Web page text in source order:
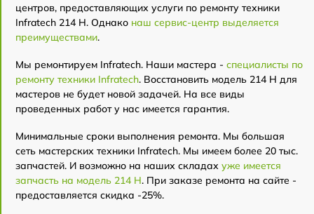
центров, предоставляющих услуги по ремонту техники
Infratech 214 Н. Однако наш сервис-центр выделяется
преимуществами.
Мы ремонтируем Infratech. Наши мастера - специалисты по
ремонту техники Infratech. Восстановить модель 214 Н для
мастеров не будет новой задачей. На все виды
проведенных работ у нас имеется гарантия.
Минимальные сроки выполнения ремонта. Мы большая
сеть мастерских техники Infratech. Мы имеем более 20 тыс.
запчастей. И возможно на наших складах уже имеется
запчасть на модель 214 Н. При заказе ремонта на сайте -
предоставляется скидка -25%.